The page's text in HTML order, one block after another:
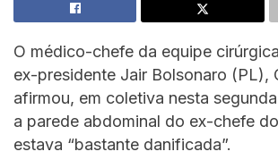
O médico-chefe da equipe
ex-presidente Jair Bolsonaro (PL),
afirmou, em coletiva nesta
a parede abdominal do ex-chefe
estava “bastante danificada”.